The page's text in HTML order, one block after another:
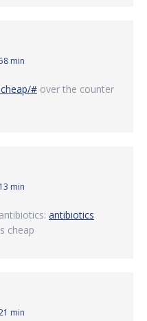
min
# over the counter
min
antibiotics
cheap
min